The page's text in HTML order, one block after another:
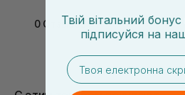
0 ОтзывовТвій вітальний
підписуйся на
email